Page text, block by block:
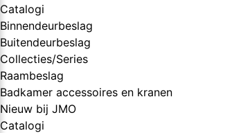
Catalogi
Binnendeurbeslag
Buitendeurbeslag
Collecties/Series
Raambeslag
Badkamer accessoires en kranen
Nieuw bij JMO
Catalogi